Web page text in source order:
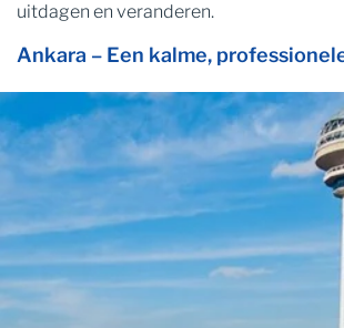
uitdagen en veranderen.
Ankara – Een kalme,